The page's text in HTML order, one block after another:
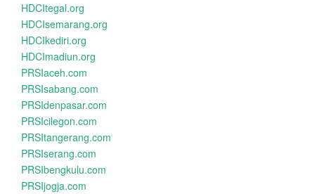
HDCItegal.org
HDCIsemarang.org
HDCIkediri.org
HDCImadiun.org
PRSIaceh.com
PRSIsabang.com
PRSIdenpasar.com
PRSIcilegon.com
PRSItangerang.com
PRSIserang.com
PRSIbengkulu.com
PRSIjogja.com